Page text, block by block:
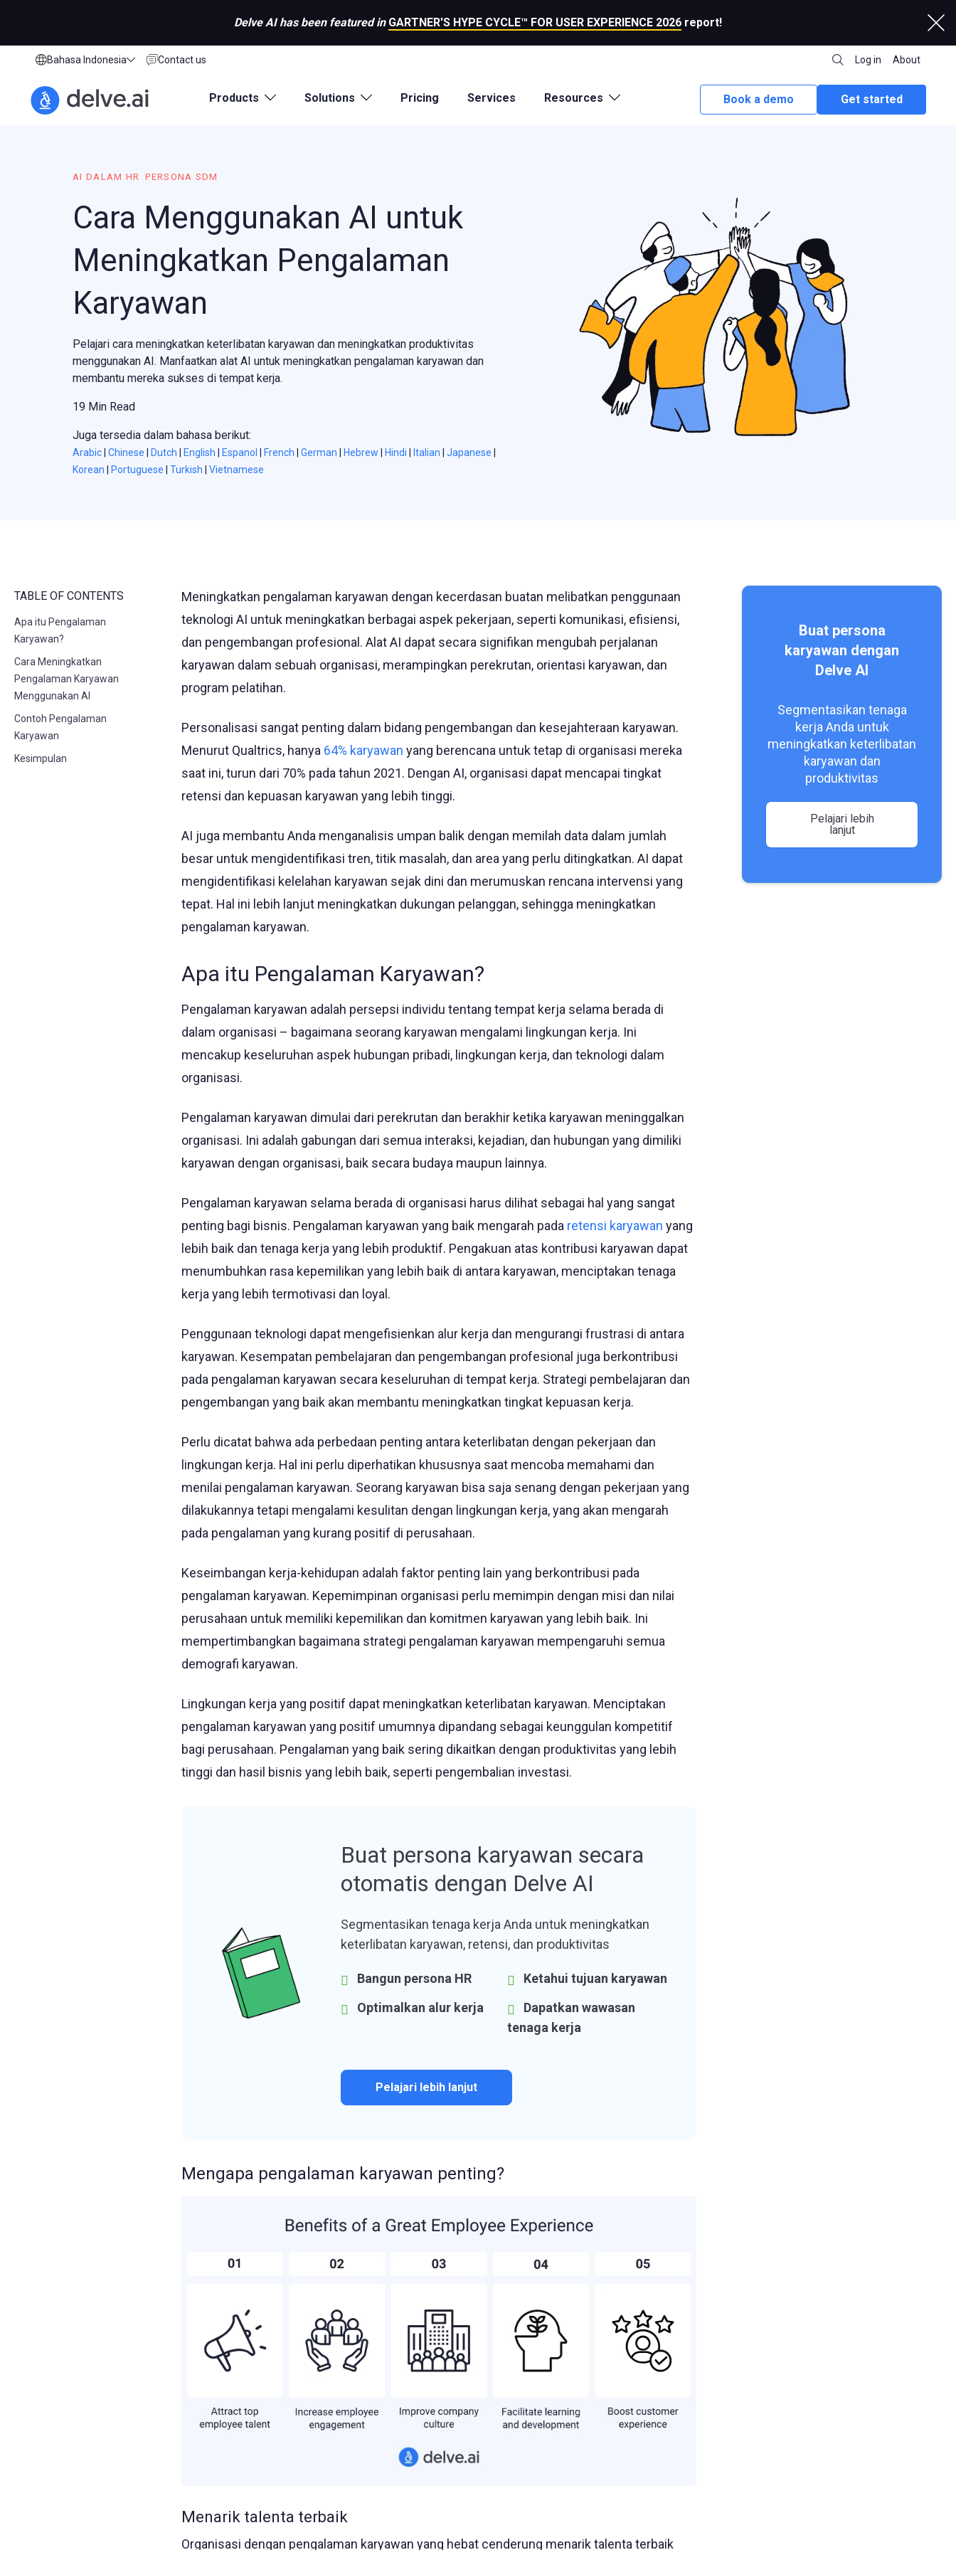
Delve AI has been featured in GARTNER'S HYPE CYCLE™ FOR USER EXPERIENCE 2026 report!
Bahasa Indonesia Contact us Log in About
Products Solutions Pricing Services Resources Book a demo Get started
AI DALAM HR PERSONA SDM
Cara Menggunakan AI untuk
Meningkatkan Pengalaman
Karyawan
Pelajari cara meningkatkan keterlibatan karyawan dan meningkatkan produktivitas
menggunakan AI. Manfaatkan alat AI untuk meningkatkan pengalaman karyawan dan
membantu mereka sukses di tempat kerja.
19 Min Read
Juga tersedia dalam bahasa berikut:
Arabic| Chinese | Dutch | English | Espanol | French | German | Hebrew | Hindi | Italian | Japanese |
Korean | Portuguese | Turkish | Vietnamese
TABLE OF CONTENTS
Apa itu Pengalaman
Karyawan?
Cara Meningkatkan
Pengalaman Karyawan
Menggunakan AI
Contoh Pengalaman
Karyawan
Kesimpulan
Meningkatkan pengalaman karyawan dengan kecerdasan buatan melibatkan penggunaan
teknologi AI untuk meningkatkan berbagai aspek pekerjaan, seperti komunikasi, efisiensi,
dan pengembangan profesional. Alat AI dapat secara signifikan mengubah perjalanan
karyawan dalam sebuah organisasi, merampingkan perekrutan, orientasi karyawan, dan
program pelatihan.
Personalisasi sangat penting dalam bidang pengembangan dan kesejahteraan karyawan.
Menurut Qualtrics, hanya 64% karyawan yang berencana untuk tetap di organisasi mereka
saat ini, turun dari 70% pada tahun 2021. Dengan AI, organisasi dapat mencapai tingkat
retensi dan kepuasan karyawan yang lebih tinggi.
AI juga membantu Anda menganalisis umpan balik dengan memilah data dalam jumlah
besar untuk mengidentifikasi tren, titik masalah, dan area yang perlu ditingkatkan. AI dapat
mengidentifikasi kelelahan karyawan sejak dini dan merumuskan rencana intervensi yang
tepat. Hal ini lebih lanjut meningkatkan dukungan pelanggan, sehingga meningkatkan
pengalaman karyawan.
Apa itu Pengalaman Karyawan?
Pengalaman karyawan adalah persepsi individu tentang tempat kerja selama berada di
dalam organisasi – bagaimana seorang karyawan mengalami lingkungan kerja. Ini
mencakup keseluruhan aspek hubungan pribadi, lingkungan kerja, dan teknologi dalam
organisasi.
Pengalaman karyawan dimulai dari perekrutan dan berakhir ketika karyawan meninggalkan
organisasi. Ini adalah gabungan dari semua interaksi, kejadian, dan hubungan yang dimiliki
karyawan dengan organisasi, baik secara budaya maupun lainnya.
Pengalaman karyawan selama berada di organisasi harus dilihat sebagai hal yang sangat
penting bagi bisnis. Pengalaman karyawan yang baik mengarah pada retensi karyawan yang
lebih baik dan tenaga kerja yang lebih produktif. Pengakuan atas kontribusi karyawan dapat
menumbuhkan rasa kepemilikan yang lebih baik di antara karyawan, menciptakan tenaga
kerja yang lebih termotivasi dan loyal.
Penggunaan teknologi dapat mengefisienkan alur kerja dan mengurangi frustrasi di antara
karyawan. Kesempatan pembelajaran dan pengembangan profesional juga berkontribusi
pada pengalaman karyawan secara keseluruhan di tempat kerja. Strategi pembelajaran dan
pengembangan yang baik akan membantu meningkatkan tingkat kepuasan kerja.
Perlu dicatat bahwa ada perbedaan penting antara keterlibatan dengan pekerjaan dan
lingkungan kerja. Hal ini perlu diperhatikan khususnya saat mencoba memahami dan
menilai pengalaman karyawan. Seorang karyawan bisa saja senang dengan pekerjaan yang
dilakukannya tetapi mengalami kesulitan dengan lingkungan kerja, yang akan mengarah
pada pengalaman yang kurang positif di perusahaan.
Keseimbangan kerja-kehidupan adalah faktor penting lain yang berkontribusi pada
pengalaman karyawan. Kepemimpinan organisasi perlu memimpin dengan misi dan nilai
perusahaan untuk memiliki kepemilikan dan komitmen karyawan yang lebih baik. Ini
mempertimbangkan bagaimana strategi pengalaman karyawan mempengaruhi semua
demografi karyawan.
Lingkungan kerja yang positif dapat meningkatkan keterlibatan karyawan. Menciptakan
pengalaman karyawan yang positif umumnya dipandang sebagai keunggulan kompetitif
bagi perusahaan. Pengalaman yang baik sering dikaitkan dengan produktivitas yang lebih
tinggi dan hasil bisnis yang lebih baik, seperti pengembalian investasi.
Buat persona karyawan secara
otomatis dengan Delve AI
Segmentasikan tenaga kerja Anda untuk meningkatkan
keterlibatan karyawan, retensi, dan produktivitas
Bangun persona HR
Ketahui tujuan karyawan
Optimalkan alur kerja
Dapatkan wawasan
tenaga kerja
Pelajari lebih lanjut
Mengapa pengalaman karyawan penting?
Menarik talenta terbaik
Organisasi dengan pengalaman karyawan yang hebat cenderung menarik talenta terbaik
Buat persona
karyawan dengan
Delve AI
Segmentasikan tenaga
kerja Anda untuk
meningkatkan keterlibatan
karyawan dan
produktivitas
Pelajari lebih
lanjut